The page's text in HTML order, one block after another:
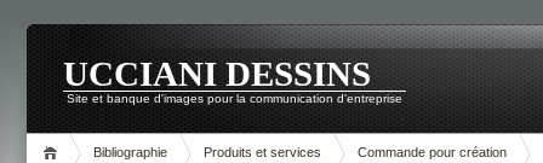
UCCIANI DESSINS
Site et banque d'images pour la communication d'entreprise
Bibliographie Produits et services Commande pour création